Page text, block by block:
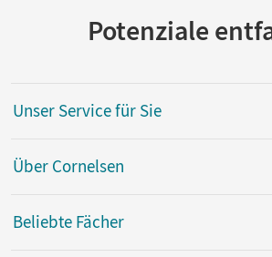
Potenziale
Unser Service für Sie
Über Cornelsen
Beliebte Fächer